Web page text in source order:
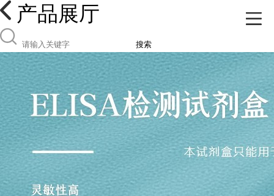
产品展厅
搜索